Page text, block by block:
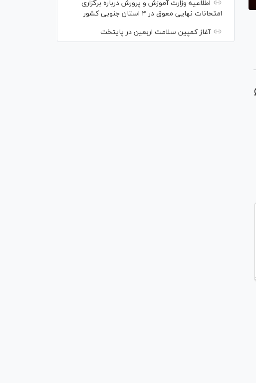
اطلاعیه وزارت آموزش و پرورش درباره برگزاری
امتحانات نهایی معوق در ۴ استان جنوبی کشور
آغاز کمپین سلامت اربعین در پایتخت